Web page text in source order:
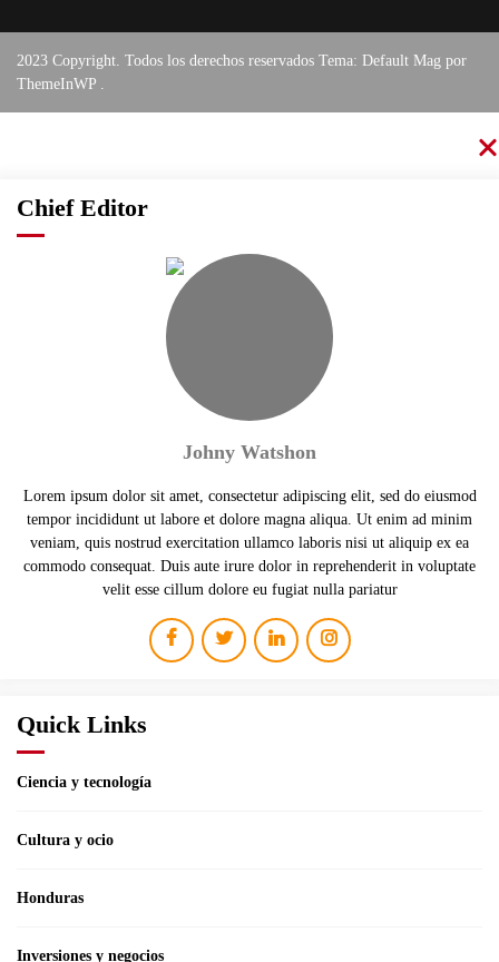
2023 Copyright. Todos los derechos reservados Tema: Default Mag por
ThemeInWP
Chief Editor
Johny Watshon
Lorem ipsum dolor sit amet, consectetur adipiscing elit, sed do eiusmod
tempor incididunt ut labore et dolore magna aliqua. Ut enim ad minim
veniam, quis nostrud exercitation ullamco laboris nisi ut aliquip ex ea
commodo consequat. Duis aute irure dolor in reprehenderit in voluptate
velit esse cillum dolore eu fugiat nulla pariatur
Quick Links
Ciencia y tecnología
Cultura y ocio
Honduras
Inversiones y negocios